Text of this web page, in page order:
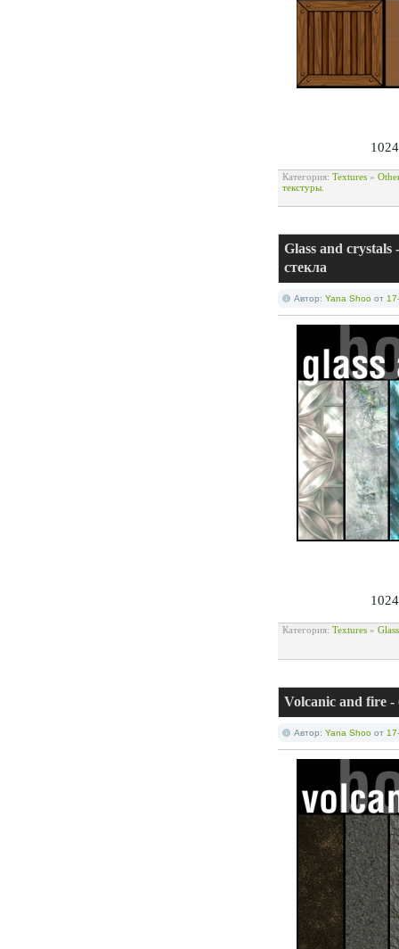
Категория: Textures »
текстуры.
Glass and
стекла
Автор: Yana Shoo от
Категория: Textures »
Volcanic and fire
Автор: Yana Shoo от